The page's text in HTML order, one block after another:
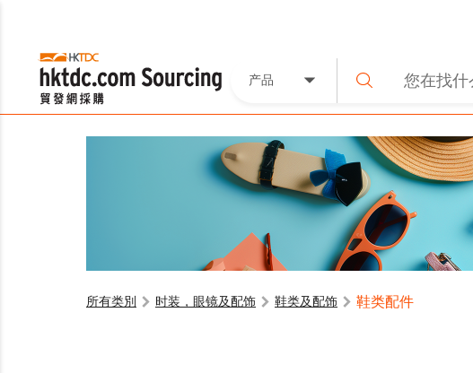
产品
所有类別 时装，眼镜及配饰 鞋类及配饰 鞋类配件